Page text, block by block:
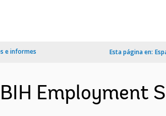
e informes Esta página en:
Employment